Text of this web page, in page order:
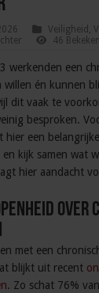
Veiligheid ,
46 Bekeken
werkenden een
willen én kunnen
dit vaak te
besproken.
hier een
kijk samen wat
hier aandacht
over
met een
blijkt uit recent
. Zo schat 76%